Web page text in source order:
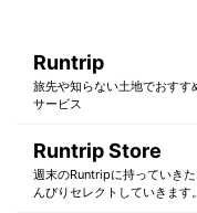
Runtrip
旅先や知らない土地でおすす
サービス
Runtrip Store
週末のRuntripに持っていき
んびりセレクトしていきます。